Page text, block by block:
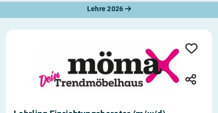
Lehre 2026